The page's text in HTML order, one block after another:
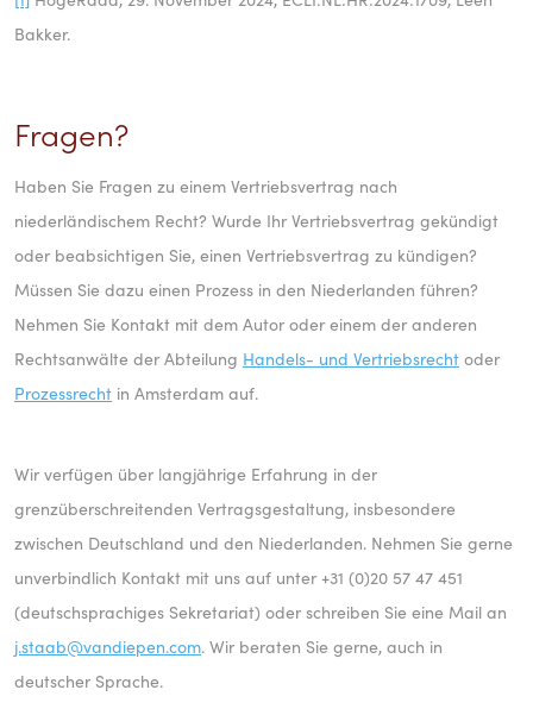
Bakker.
Fragen?
Haben Sie Fragen zu einem Vertriebsvertrag nach
niederländischem Recht? Wurde Ihr Vertriebsvertrag gekündigt
oder beabsichtigen Sie, einen Vertriebsvertrag zu kündigen?
Müssen Sie dazu einen Prozess in den Niederlanden führen?
Nehmen Sie Kontakt mit dem Autor oder einem der anderen
Rechtsanwälte der Abteilung Handels- und Vertriebsrecht oder
Prozessrecht in Amsterdam auf.
Wir verfügen über langjährige Erfahrung in der
grenzüberschreitenden Vertragsgestaltung, insbesondere
zwischen Deutschland und den Niederlanden. Nehmen Sie gerne
unverbindlich Kontakt mit uns auf unter +31 (0)20 57 47 451
(deutschsprachiges Sekretariat) oder schreiben Sie eine Mail an
j.staab@vandiepen.com. Wir beraten Sie gerne, auch in
deutscher Sprache.